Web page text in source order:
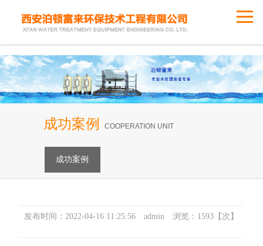
成功案例 COOPERATION UNIT
成功案例
发布时间： 2022-04-16 11:25:56 admin 浏览： 1593 【次】